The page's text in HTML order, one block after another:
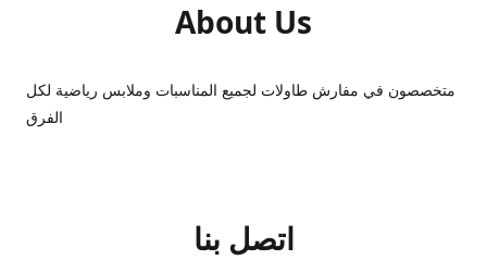
About Us
متخصصون في مفارش طاولات لجميع المناسبات وملابس رياضية لكل
الفرق
اتصل بنا